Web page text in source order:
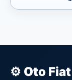
⚙ Oto Fiat